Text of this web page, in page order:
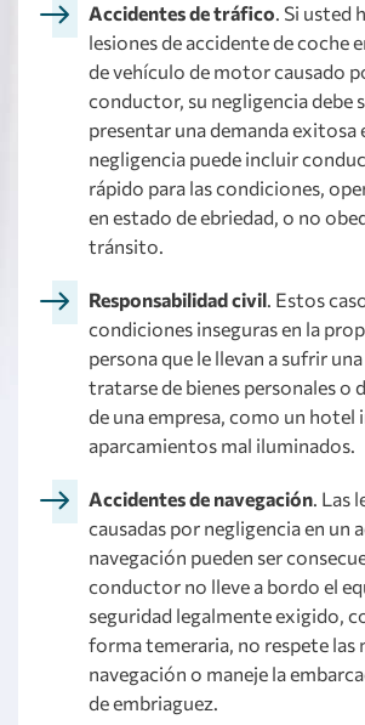
Accidentes de tráfico. Si usted
lesiones de accidente de coche
de vehículo de motor causado
conductor, su negligencia debe
presentar una demanda exitosa
negligencia puede incluir
rápido para las condiciones,
en estado de ebriedad, o no
tránsito.
Responsabilidad civil. Estos
condiciones inseguras en la
persona que le llevan a sufrir
tratarse de bienes personales o
de una empresa, como un hotel
aparcamientos mal iluminados.
Accidentes de navegación. Las
causadas por negligencia en un
navegación pueden ser
conductor no lleve a bordo el
seguridad legalmente exigido,
forma temeraria, no respete las
navegación o maneje la
de embriaguez.